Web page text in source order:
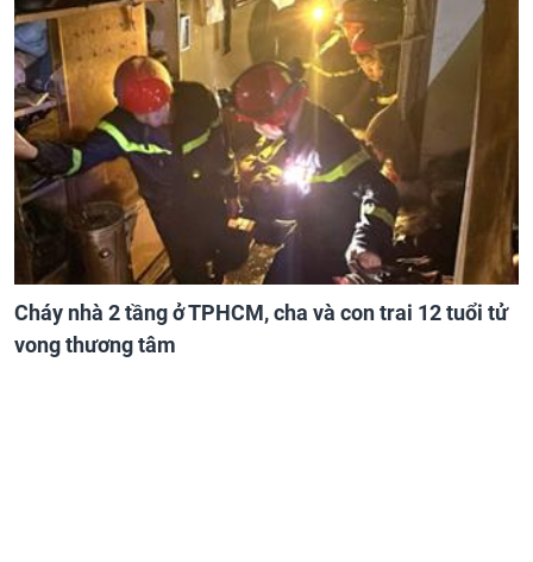
Cháy nhà 2 tầng ở TPHCM, cha và con trai 12 tuổi tử
vong thương tâm